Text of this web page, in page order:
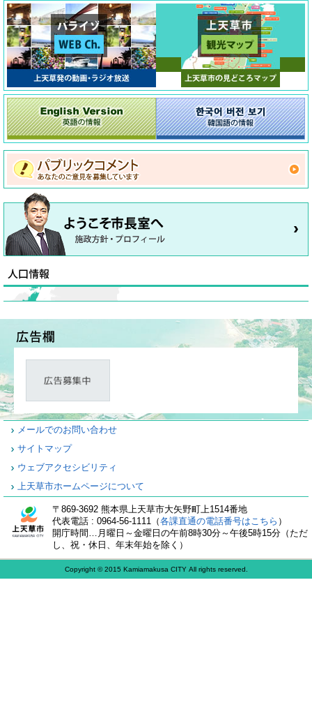
メールでのお問い合わせ
サイトマップ
ウェブアクセシビリティ
上天草市ホームページについて
〒869-3692 熊本県上天草市大矢野町上1514番地
代表電話 : 0964-56-1111（各課直通の電話番号はこちら ）
開庁時間…月曜日～金曜日の午前8時30分～午後5時15分（ただ
し、祝・休日、年末年始を除く）
Copyright © 2015 Kamiamakusa CITY All rights reserved.